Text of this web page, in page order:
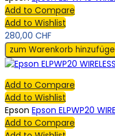
Add to Compare
Add to Wishlist
280,00 CHF
zum Warenkorb
Add to Compare
Add to Wishlist
Epson Epson ELPWP20
Add to Compare